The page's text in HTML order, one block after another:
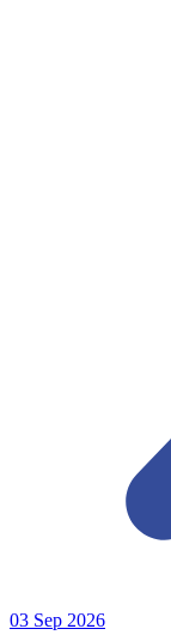
03 Sep 2026